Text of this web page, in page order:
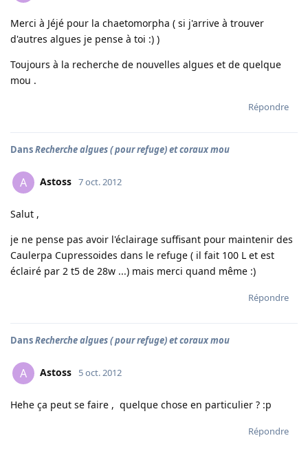
Merci à Jéjé pour la chaetomorpha ( si j'arrive à trouver
d'autres algues je pense à toi :) )
Toujours à la recherche de nouvelles algues et de quelque
mou .
Répondre
DansRecherche algues ( pour refuge) et coraux mou
A Astoss 7 oct. 2012
Salut ,
je ne pense pas avoir l'éclairage suffisant pour maintenir des
Caulerpa Cupressoides dans le refuge ( il fait 100 L et est
éclairé par 2 t5 de 28w ...) mais merci quand même :)
Répondre
DansRecherche algues ( pour refuge) et coraux mou
A Astoss 5 oct. 2012
Hehe ça peut se faire , quelque chose en particulier ? :p
Répondre